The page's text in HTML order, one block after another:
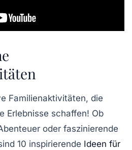
Familienaktivitäten, die
Erlebnisse schaffen! Ob
oder faszinierende
10 inspirierende Ideen für